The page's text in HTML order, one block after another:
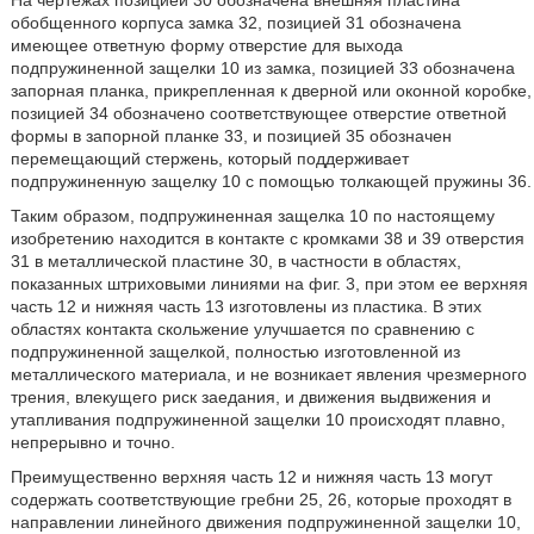
обобщенного корпуса замка 32, позицией 31 обозначена
имеющее ответную форму отверстие для выхода
подпружиненной защелки 10 из замка, позицией 33 обозначена
запорная планка, прикрепленная к дверной или оконной коробке,
позицией 34 обозначено соответствующее отверстие ответной
формы в запорной планке 33, и позицией 35 обозначен
перемещающий стержень, который поддерживает
подпружиненную защелку 10 с помощью толкающей пружины 36.
Таким образом, подпружиненная защелка 10 по настоящему
изобретению находится в контакте с кромками 38 и 39 отверстия
31 в металлической пластине 30, в частности в областях,
показанных штриховыми линиями на фиг. 3, при этом ее верхняя
часть 12 и нижняя часть 13 изготовлены из пластика. В этих
областях контакта скольжение улучшается по сравнению с
подпружиненной защелкой, полностью изготовленной из
металлического материала, и не возникает явления чрезмерного
трения, влекущего риск заедания, и движения выдвижения и
утапливания подпружиненной защелки 10 происходят плавно,
непрерывно и точно.
Преимущественно верхняя часть 12 и нижняя часть 13 могут
содержать соответствующие гребни 25, 26, которые проходят в
направлении линейного движения подпружиненной защелки 10,